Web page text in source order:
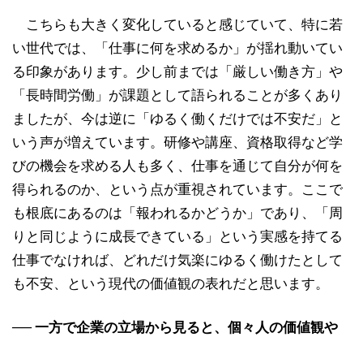
こちらも大きく変化していると感じていて、特に若
い世代では、「仕事に何を求めるか」が揺れ動いてい
る印象があります。少し前までは「厳しい働き方」や
「長時間労働」が課題として語られることが多くあり
ましたが、今は逆に「ゆるく働くだけでは不安だ」と
いう声が増えています。研修や講座、資格取得など学
びの機会を求める人も多く、仕事を通じて自分が何を
得られるのか、という点が重視されています。ここで
も根底にあるのは「報われるかどうか」であり、「周
りと同じように成長できている」という実感を持てる
仕事でなければ、どれだけ気楽にゆるく働けたとして
も不安、という現代の価値観の表れだと思います。
── 一方で企業の立場から見ると、個々人の価値観や